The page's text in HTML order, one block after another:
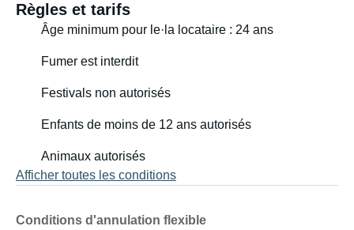
Règles et tarifs
Âge minimum pour le·la locataire : 24 ans
Fumer est interdit
Festivals non autorisés
Enfants de moins de 12 ans autorisés
Animaux autorisés
Afficher toutes les conditions
Conditions d'annulation flexible